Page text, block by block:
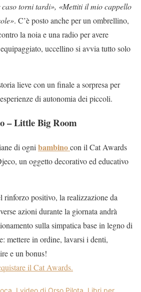
torni tardi», «Mettiti il mio cappello
. C’è posto anche per un ombrellino,
la noia e una radio per avere
uccellino si avvia tutto solo
lieve con un finale a sorpresa per
di autonomia dei piccoli.
– Little Big Room
di ogni bambinocon il Cat Awards
un oggetto decorativo ed educativo
rinforzo positivo, la realizzazione da
azioni durante la giornata andrà
sulla simpatica base in legno di
mettere in ordine, lavarsi i denti,
e un bonus!
il Cat Awards.
I video di Orso Pilota Libri per